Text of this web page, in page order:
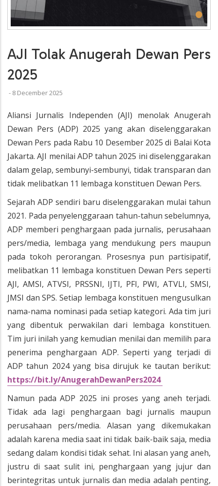
•
AJI Tolak Anugerah Dewan Pers
2025
- 8 December 2025
Aliansi Jurnalis Independen (AJI) menolak Anugerah
Dewan Pers (ADP) 2025 yang akan diselenggarakan
Dewan Pers pada Rabu 10 Desember 2025 di Balai Kota
Jakarta. AJI menilai ADP tahun 2025 ini diselenggarakan
dalam gelap, sembunyi-sembunyi, tidak transparan dan
tidak melibatkan 11 lembaga konstituen Dewan Pers.
Sejarah ADP sendiri baru diselenggarakan mulai tahun
2021. Pada penyelenggaraan tahun-tahun sebelumnya,
ADP memberi penghargaan pada jurnalis, perusahaan
pers/media, lembaga yang mendukung pers maupun
pada tokoh perorangan. Prosesnya pun partisipatif,
melibatkan 11 lembaga konstituen Dewan Pers seperti
AJI, AMSI, ATVSI, PRSSNI, IJTI, PFI, PWI, ATVLI, SMSI,
JMSI dan SPS. Setiap lembaga konstituen mengusulkan
nama-nama nominasi pada setiap kategori. Ada tim juri
yang dibentuk perwakilan dari lembaga konstituen.
Tim juri inilah yang kemudian menilai dan memilih para
penerima penghargaan ADP. Seperti yang terjadi di
ADP tahun 2024 yang bisa dirujuk ke tautan berikut:
https://bit.ly/AnugerahDewanPers2024
Namun pada ADP 2025 ini proses yang aneh terjadi.
Tidak ada lagi penghargaan bagi jurnalis maupun
perusahaan pers/media. Alasan yang dikemukakan
adalah karena media saat ini tidak baik-baik saja, media
sedang dalam kondisi tidak sehat. Ini alasan yang aneh,
justru di saat sulit ini, penghargaan yang jujur dan
berintegritas untuk jurnalis dan media adalah penting,